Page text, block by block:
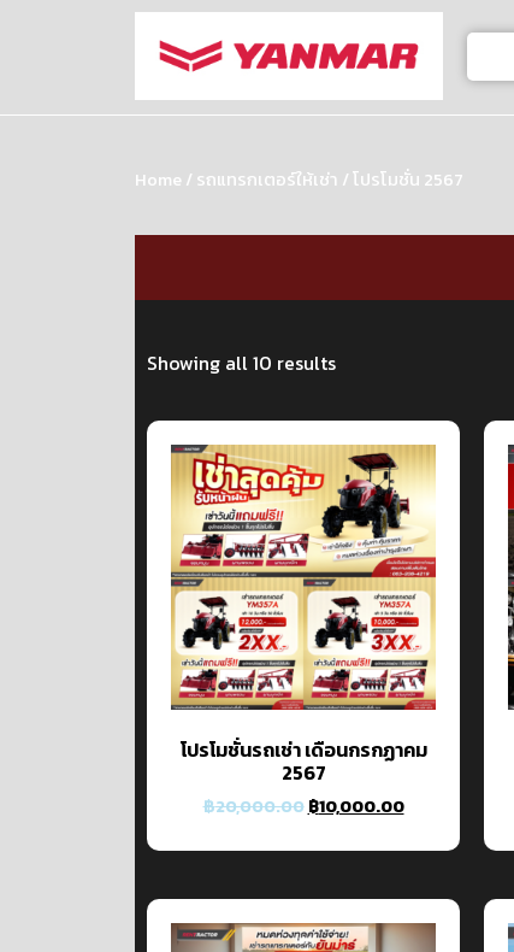
Home / รถแทรกเตอร์ให้เช่า / โปรโมชั่น 2567
Showing all 10 results
โปรโมชั่นรถเช่า เดือนกรกฏาคม
2567
฿20,000.00 ฿10,000.00